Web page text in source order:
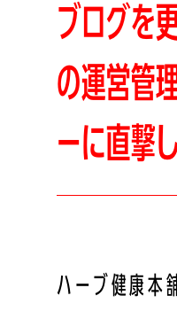
ブログを
の運営管
ーに直撃
ハーブ健康本